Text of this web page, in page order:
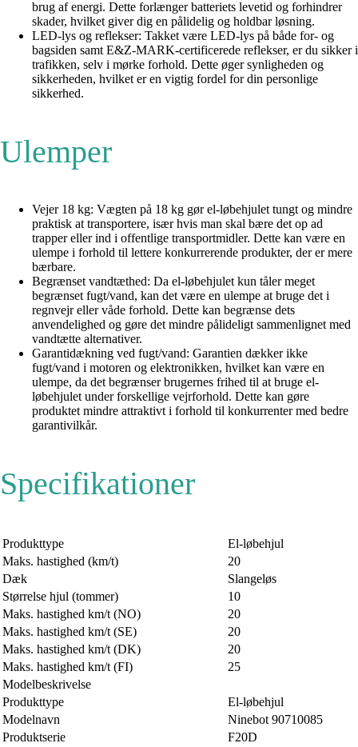
brug af energi. Dette forlænger batteriets levetid og forhindrer
skader, hvilket giver dig en pålidelig og holdbar løsning.
LED-lys og reflekser: Takket være LED-lys på både for- og
bagsiden samt E&Z-MARK-certificerede reflekser, er du sikker i
trafikken, selv i mørke forhold. Dette øger synligheden og
sikkerheden, hvilket er en vigtig fordel for din personlige
sikkerhed.
Ulemper
Vejer 18 kg: Vægten på 18 kg gør el-løbehjulet tungt og mindre
praktisk at transportere, især hvis man skal bære det op ad
trapper eller ind i offentlige transportmidler. Dette kan være en
ulempe i forhold til lettere konkurrerende produkter, der er mere
bærbare.
Begrænset vandtæthed: Da el-løbehjulet kun tåler meget
begrænset fugt/vand, kan det være en ulempe at bruge det i
regnvejr eller våde forhold. Dette kan begrænse dets
anvendelighed og gøre det mindre pålideligt sammenlignet med
vandtætte alternativer.
Garantidækning ved fugt/vand: Garantien dækker ikke
fugt/vand i motoren og elektronikken, hvilket kan være en
ulempe, da det begrænser brugernes frihed til at bruge el-
løbehjulet under forskellige vejrforhold. Dette kan gøre
produktet mindre attraktivt i forhold til konkurrenter med bedre
garantivilkår.
Specifikationer
Produkttype
El-løbehjul
Maks. hastighed (km/t)
20
Dæk
Slangeløs
Størrelse hjul (tommer)
10
Maks. hastighed km/t (NO)
20
Maks. hastighed km/t (SE)
20
Maks. hastighed km/t (DK)
20
Maks. hastighed km/t (FI)
25
Modelbeskrivelse
Produkttype
El-løbehjul
Modelnavn
Ninebot 90710085
Produktserie
F20D